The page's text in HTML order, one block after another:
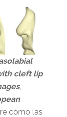
cleft lip
,
cómo las